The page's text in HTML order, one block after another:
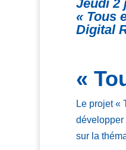
Jeudi 2
« Tous
Digital
«
Le projet «
développer
sur la